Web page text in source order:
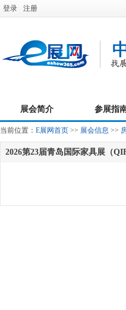
登录 注册
展会简介 参展指
当前位置： E展网首页 >> 展会信息 >>
2026第23届青岛国际家具展（